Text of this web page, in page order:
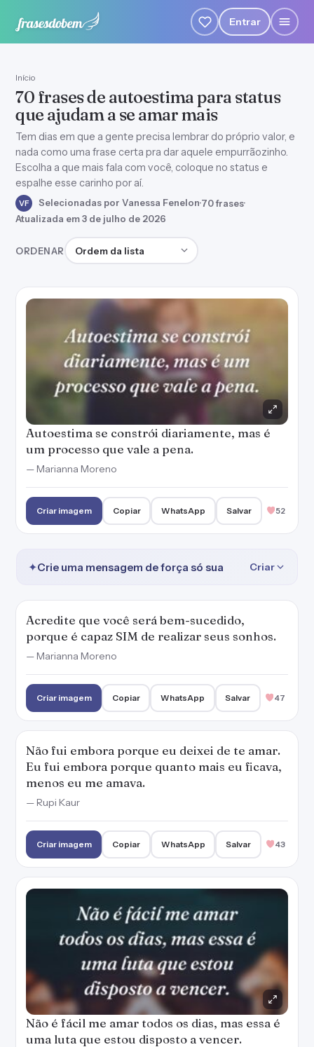
Entrar
Início
70 frases de autoestima para status
que ajudam a se amar mais
Tem dias em que a gente precisa lembrar do próprio valor, e
nada como uma frase certa pra dar aquele empurrãozinho.
Escolha a que mais fala com você, coloque no status e
espalhe esse carinho por aí.
VF Selecionadas por Vanessa Fenelon·70 frases·
Atualizada em 3 de julho de 2026
ORDENAR Ordenar frases
Autoestima se constrói diariamente, mas é
um processo que vale a pena.
— Marianna Moreno
Criar imagem Copiar WhatsApp Salvar 52
✦Crie uma mensagem de força só sua Criar
Acredite que você será bem-sucedido,
porque é capaz SIM de realizar seus sonhos.
— Marianna Moreno
Criar imagem Copiar WhatsApp Salvar 47
Não fui embora porque eu deixei de te amar.
Eu fui embora porque quanto mais eu ficava,
menos eu me amava.
— Rupi Kaur
Criar imagem Copiar WhatsApp Salvar 43
Não é fácil me amar todos os dias, mas essa é
uma luta que estou disposto a vencer.